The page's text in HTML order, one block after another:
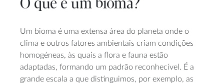
O que é um bioma?
Um bioma é uma extensa área do planeta onde o
clima e outros fatores ambientais criam condições
homogéneas, às quais a flora e fauna estão
adaptadas, formando um padrão reconhecível. É a
grande escala a que distinguimos, por exemplo, as